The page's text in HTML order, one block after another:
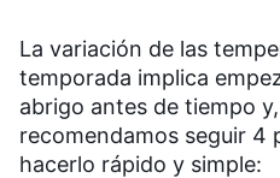
La variación de las
temporada implica
abrigo antes de tiempo
recomendamos seguir 4
hacerlo rápido y simple: